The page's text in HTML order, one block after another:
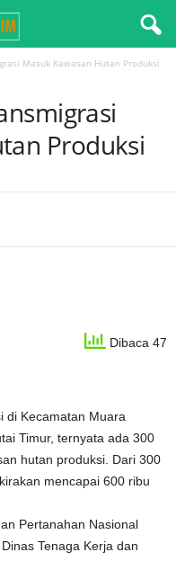
Masuk Kawasan Hutan Produksi
Produksi
Dibaca 47
di Kecamatan Muara
Timur, ternyata ada 300
hutan produksi. Dari 300
mencapai 600 ribu
Pertanahan Nasional
Tenaga Kerja dan